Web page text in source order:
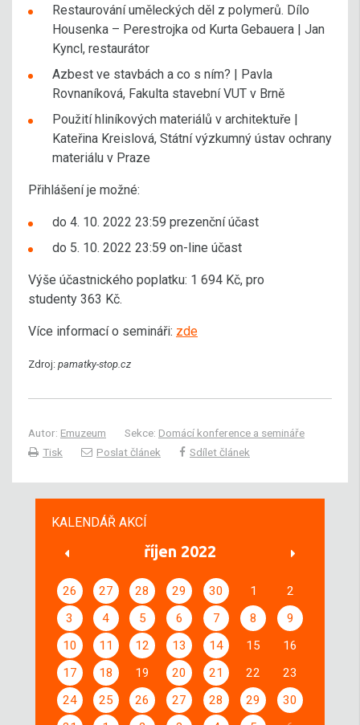
Restaurování uměleckých děl z polymerů. Dílo
Housenka – Perestrojka od Kurta Gebauera | Jan
Kyncl, restaurátor
Azbest ve stavbách a co s ním? | Pavla
Rovnaníková, Fakulta stavební VUT v Brně
Použití hliníkových materiálů v architektuře |
Kateřina Kreislová, Státní výzkumný ústav ochrany
materiálu v Praze
Přihlášení je možné:
do 4. 10. 2022 23:59 prezenční účast
do 5. 10. 2022 23:59 on-line účast
Výše účastnického poplatku: 1 694 Kč, pro
studenty 363 Kč.
Více informací o semináři: zde
Zdroj: pamatky-stop.cz
Autor: Emuzeum Sekce: Domácí konference a semináře
Tisk
Poslat článek Sdílet článek
KALENDÁŘ AKCÍ
říjen 2022
26 27 28 29 30 1
2
3
4 5 6 7 8
9
10
11 12 13 14 15
16
17
18 19 20 21 22
23
24
25 26 27 28 29
30